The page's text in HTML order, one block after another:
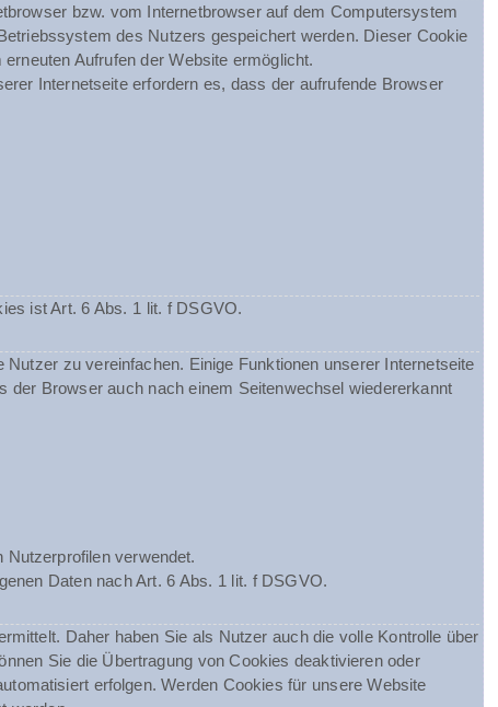
bzw. vom Internetbrowser auf dem Computersystem
des Nutzers gespeichert werden. Dieser Cookie
Aufrufen der Website ermöglicht.
Internetseite erfordern es, dass der aufrufende Browser
ist Art. 6 Abs. 1 lit. f DSGVO.
zu vereinfachen. Einige Funktionen unserer Internetseite
Browser auch nach einem Seitenwechsel wiedererkannt
verwendet.
Daten nach Art. 6 Abs. 1 lit. f DSGVO.
Daher haben Sie als Nutzer auch die volle Kontrolle über
Sie die Übertragung von Cookies deaktivieren oder
erfolgen. Werden Cookies für unsere Website